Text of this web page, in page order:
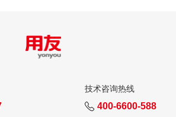
技术咨询热线
400-6600-588